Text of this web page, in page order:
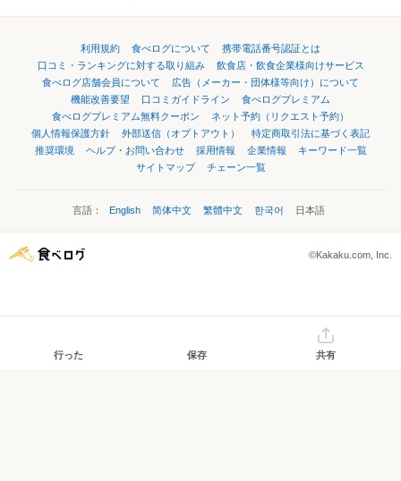
利用規約 食べログについて
携帯電話番号認証とは
口コミ・ランキングに対する取り組み
飲食店・飲食企業様向けサービス
食べログ店舗会員について
広告（メーカー・団体様等向け）について
機能改善要望
口コミガイドライン
食べログプレミアム
食べログプレミアム無料クーポン
ネット予約（リクエスト予約）
個人情報保護方針
外部送信（オプトアウト）
特定商取引法に基づく表記
推奨環境
ヘルプ・お問い合わせ 採用情報 企業情報
キーワード一覧
サイトマップ
チェーン一覧
言語： English 简体中文 繁體中文 한국어 日本語
©Kakaku.com, Inc.
行った 保存 共有